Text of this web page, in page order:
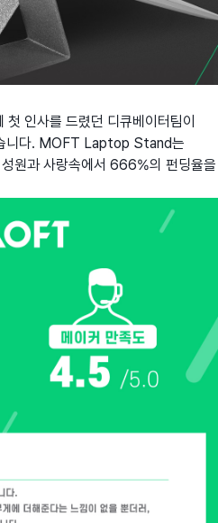
인사를 드렸던 디큐베이터팀이
니다. MOFT Laptop Stand는
원과 사랑속에서 666%의 펀딩율을